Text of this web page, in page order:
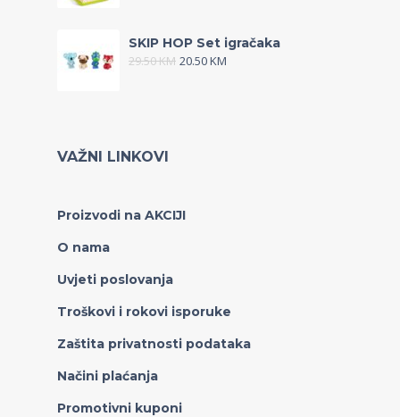
SKIP HOP Set igračaka
29.50KM 20.50KM
VAŽNI LINKOVI
Proizvodi na AKCIJI
O nama
Uvjeti poslovanja
Troškovi i rokovi isporuke
Zaštita privatnosti podataka
Načini plaćanja
Promotivni kuponi